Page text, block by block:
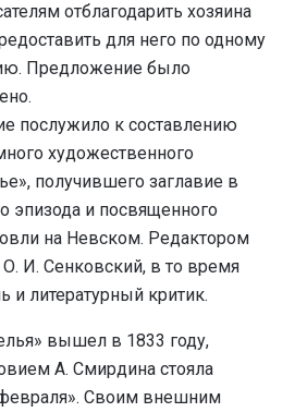
отблагодарить хозяина
для него по одному
Предложение было
послужило к составлению
художественного
получившего заглавие в
эпизода и посвященного
на Невском. Редактором
И. Сенковский, в то время
и литературный критик.
вышел в 1833 году,
А. Смирдина стояла
февраля». Своим внешним